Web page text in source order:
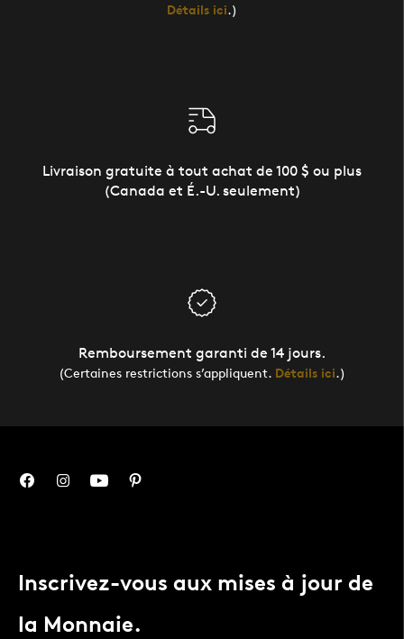
Détails ici.)
Livraison gratuite à tout achat de 100 $ ou plus
(Canada et É.-U. seulement)
Remboursement garanti de 14 jours.
(Certaines restrictions s’appliquent. Détails ici.)
Inscrivez-vous aux mises à jour de
la Monnaie.